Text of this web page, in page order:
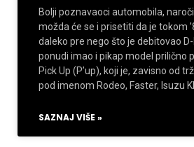
Bolji poznavaoci automobila,
možda će se i prisetiti da je tokom
daleko pre nego što je debitovao D-
ponudi imao i pikap model prilično
Pick Up (P’up), koji je, zavisno od
pod imenom Rodeo, Faster, Isuzu
SAZNAJ VIŠE »